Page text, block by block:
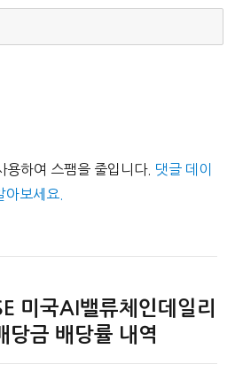
하여 스팸을 줄입니다. 댓글 데이
아보세요.
미국AI밸류체인데일리
당금 배당률 내역